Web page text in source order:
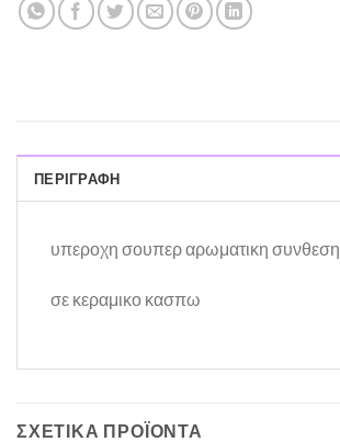
ΠΕΡΙΓΡΑΦΉ
υπεροχη σουπερ αρωματικη συνθεση
σε κεραμικο κασπω
ΣΧΕΤΙΚΆ ΠΡΟΪΌΝΤΑ